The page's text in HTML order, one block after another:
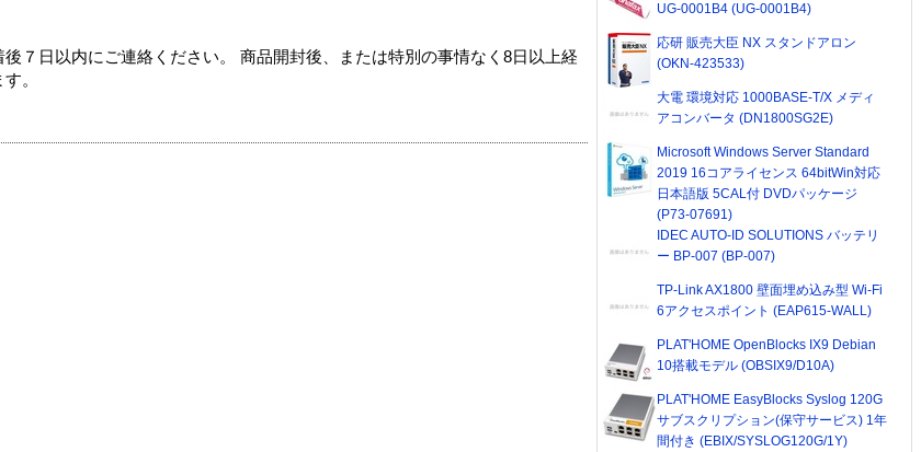
７日以内にご連絡ください。 商品開封後、または特別の事情なく8日以上経
。
UG-0001B4 (UG-0001B4)
応研 販売大臣 NX スタンドアロン
(OKN-423533)
大電 環境対応 1000BASE-T/X メディ
アコンバータ (DN1800SG2E)
Microsoft Windows Server Standard
2019 16コアライセンス 64bitWin対応
日本語版 5CAL付 DVDパッケージ
(P73-07691)
IDEC AUTO-ID SOLUTIONS バッテリ
ー BP-007 (BP-007)
TP-Link AX1800 壁面埋め込み型 Wi-Fi
6アクセスポイント (EAP615-WALL)
PLAT'HOME OpenBlocks IX9 Debian
10搭載モデル (OBSIX9/D10A)
PLAT'HOME EasyBlocks Syslog 120G
サブスクリプション(保守サービス) 1年
間付き (EBIX/SYSLOG120G/1Y)